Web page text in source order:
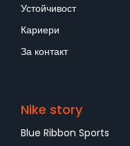
Устойчивост
Кариери
За контакт
Nike story
Blue Ribbon Sports